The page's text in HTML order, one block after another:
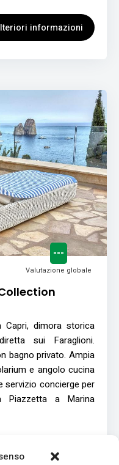
informazioni
---
Valutazione globale
dimora storica
sui Faraglioni.
bagno privato. Ampia
e angolo cucina
servizio concierge per
Piazzetta a Marina